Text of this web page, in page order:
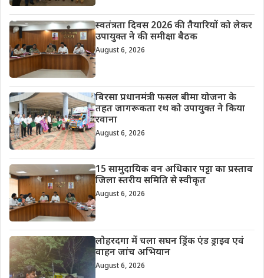
स्वतंत्रता दिवस 2026 की तैयारियों को लेकर
उपायुक्त ने की समीक्षा बैठक
August 6, 2026
बिरसा प्रधानमंत्री फसल बीमा योजना के
तहत जागरूकता रथ को उपायुक्त ने किया
रवाना
August 6, 2026
15 सामुदायिक वन अधिकार पट्टा का प्रस्ताव
जिला स्तरीय समिति से स्वीकृत
August 6, 2026
लोहरदगा में चला सघन ड्रिंक एंड ड्राइव एवं
वाहन जांच अभियान
August 6, 2026